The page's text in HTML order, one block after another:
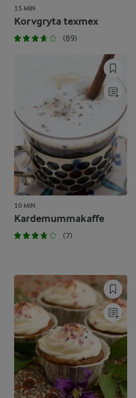
15 MIN
Korvgryta texmex
(89)
10 MIN
Kardemummakaffe
(7)